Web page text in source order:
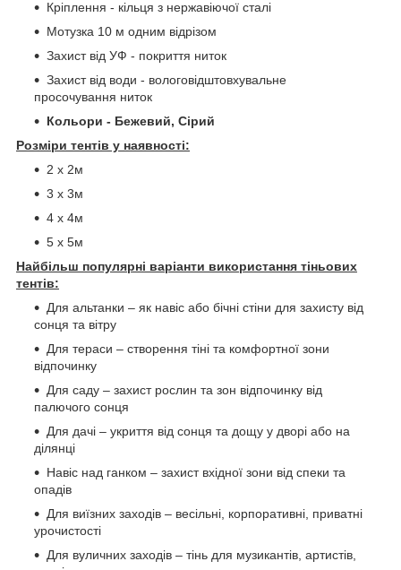
Кріплення - кільця з нержавіючої сталі
Мотузка 10 м одним відрізом
Захист від УФ - покриття ниток
Захист від води - вологовідштовхувальне
просочування ниток
Кольори - Бежевий, Сірий
Розміри тентів у наявності:
2 х 2м
3 х 3м
4 х 4м
5 х 5м
Найбільш популярні варіанти використання тіньових
тентів:
Для альтанки – як навіс або бічні стіни для захисту від
сонця та вітру
Для тераси – створення тіні та комфортної зони
відпочинку
Для саду – захист рослин та зон відпочинку від
палючого сонця
Для дачі – укриття від сонця та дощу у дворі або на
ділянці
Навіс над ганком – захист вхідної зони від спеки та
опадів
Для виїзних заходів – весільні, корпоративні, приватні
урочистості
Для вуличних заходів – тінь для музикантів, артистів,